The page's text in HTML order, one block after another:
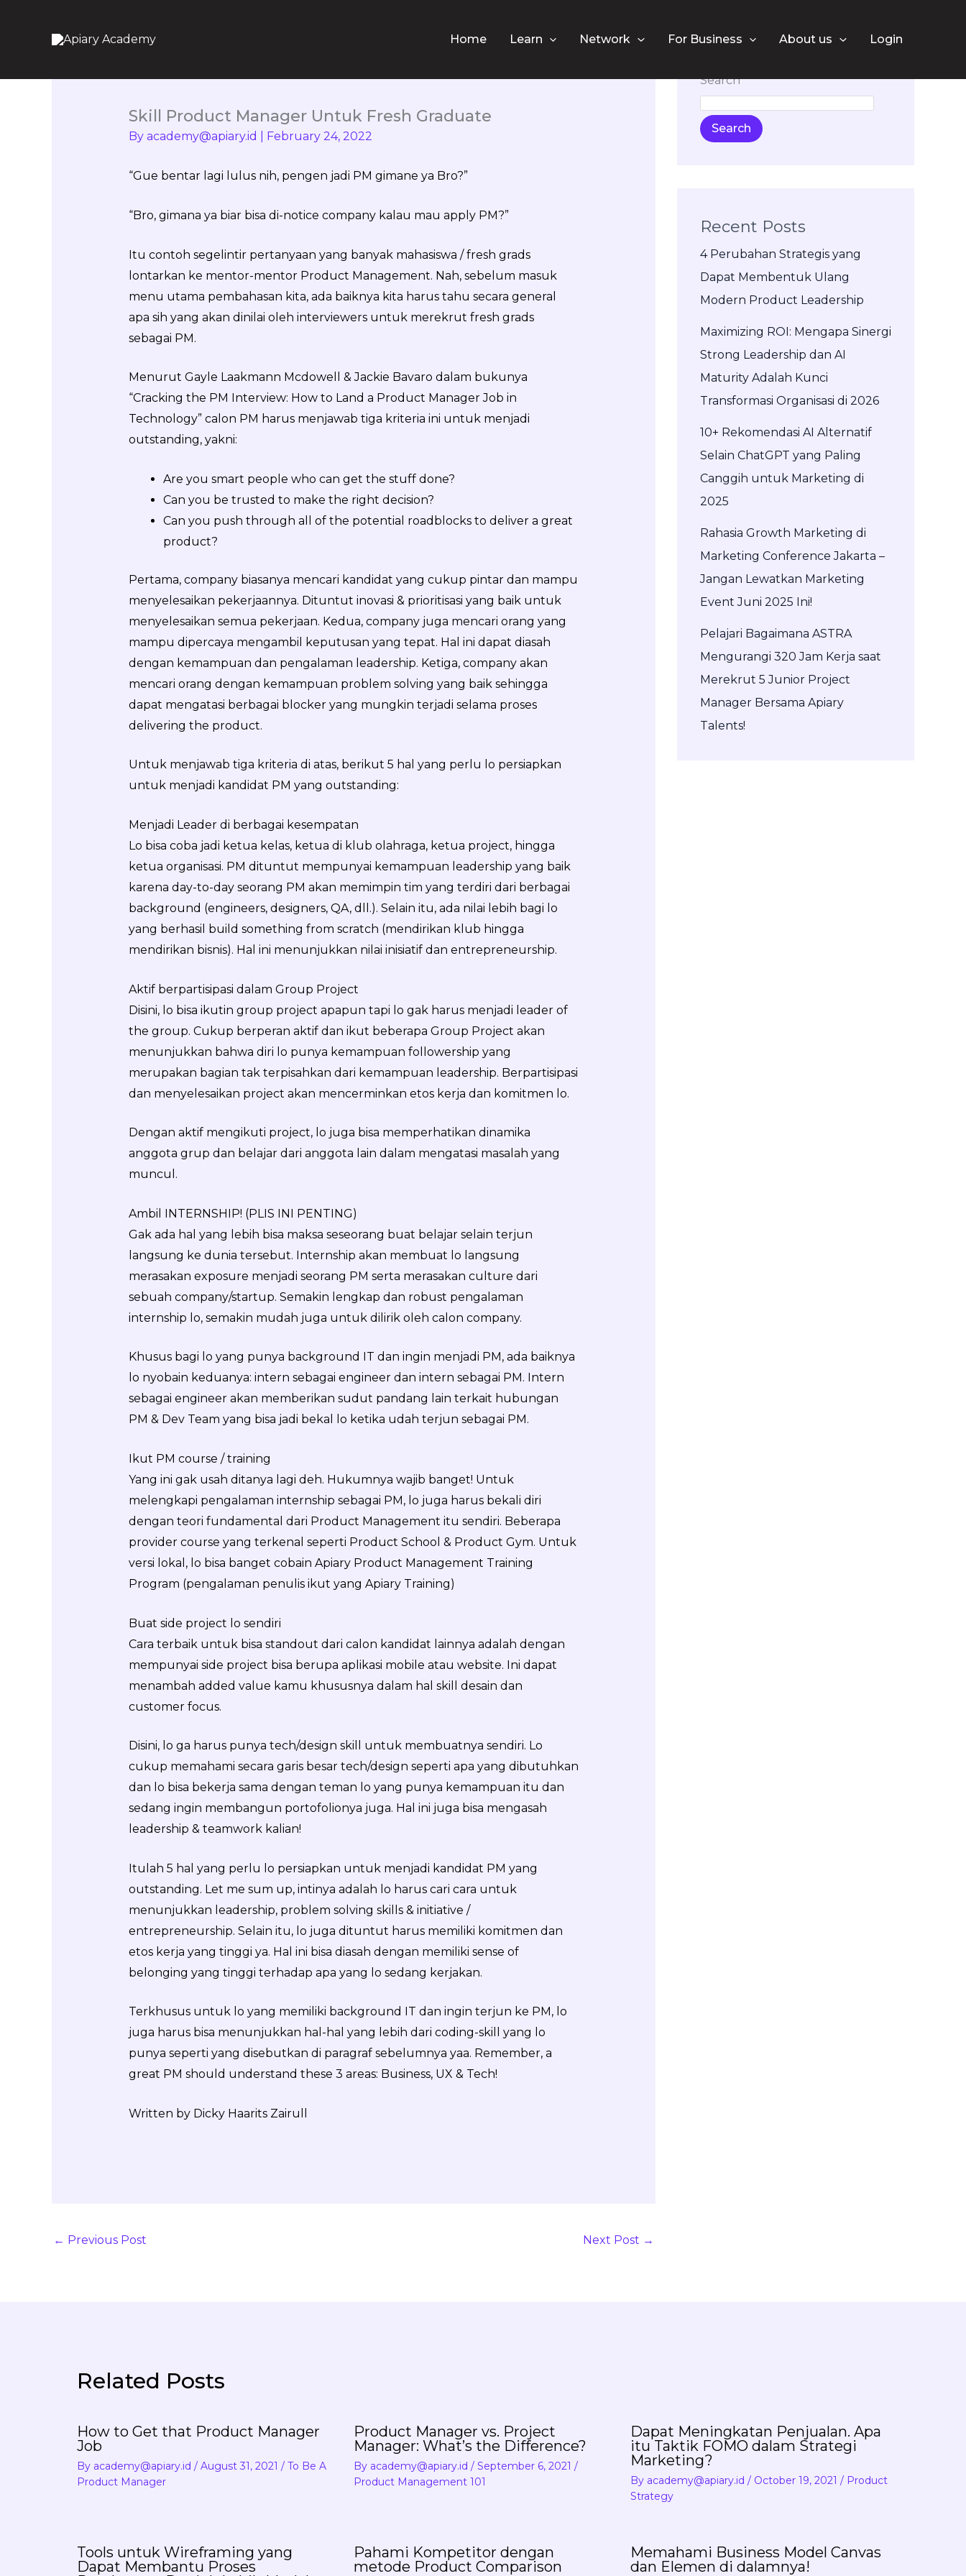
Home Learn Network For Business About us Login
Skill Product Manager Untuk Fresh Graduate
By academy@apiary.id February 24, 2022
“Gue bentar lagi lulus nih, pengen jadi PM gimane ya Bro?”
“Bro, gimana ya biar bisa di-notice company kalau mau apply PM?”
Itu contoh segelintir pertanyaan yang banyak mahasiswa / fresh grads
lontarkan ke mentor-mentor Product Management. Nah, sebelum masuk
menu utama pembahasan kita, ada baiknya kita harus tahu secara general
apa sih yang akan dinilai oleh interviewers untuk merekrut fresh grads
sebagai PM.
Menurut Gayle Laakmann Mcdowell & Jackie Bavaro dalam bukunya
“Cracking the PM Interview: How to Land a Product Manager Job in
Technology” calon PM harus menjawab tiga kriteria ini untuk menjadi
outstanding, yakni:
Are you smart people who can get the stuff done?
Can you be trusted to make the right decision?
Can you push through all of the potential roadblocks to deliver a great
product?
Pertama, company biasanya mencari kandidat yang cukup pintar dan mampu
menyelesaikan pekerjaannya. Dituntut inovasi & prioritisasi yang baik untuk
menyelesaikan semua pekerjaan. Kedua, company juga mencari orang yang
mampu dipercaya mengambil keputusan yang tepat. Hal ini dapat diasah
dengan kemampuan dan pengalaman leadership. Ketiga, company akan
mencari orang dengan kemampuan problem solving yang baik sehingga
dapat mengatasi berbagai blocker yang mungkin terjadi selama proses
delivering the product.
Untuk menjawab tiga kriteria di atas, berikut 5 hal yang perlu lo persiapkan
untuk menjadi kandidat PM yang outstanding:
Menjadi Leader di berbagai kesempatan
Lo bisa coba jadi ketua kelas, ketua di klub olahraga, ketua project, hingga
ketua organisasi. PM dituntut mempunyai kemampuan leadership yang baik
karena day-to-day seorang PM akan memimpin tim yang terdiri dari berbagai
background (engineers, designers, QA, dll.). Selain itu, ada nilai lebih bagi lo
yang berhasil build something from scratch (mendirikan klub hingga
mendirikan bisnis). Hal ini menunjukkan nilai inisiatif dan entrepreneurship.
Aktif berpartisipasi dalam Group Project
Disini, lo bisa ikutin group project apapun tapi lo gak harus menjadi leader of
the group. Cukup berperan aktif dan ikut beberapa Group Project akan
menunjukkan bahwa diri lo punya kemampuan followership yang
merupakan bagian tak terpisahkan dari kemampuan leadership. Berpartisipasi
dan menyelesaikan project akan mencerminkan etos kerja dan komitmen lo.
Dengan aktif mengikuti project, lo juga bisa memperhatikan dinamika
anggota grup dan belajar dari anggota lain dalam mengatasi masalah yang
muncul.
Ambil INTERNSHIP! (PLIS INI PENTING)
Gak ada hal yang lebih bisa maksa seseorang buat belajar selain terjun
langsung ke dunia tersebut. Internship akan membuat lo langsung
merasakan exposure menjadi seorang PM serta merasakan culture dari
sebuah company/startup. Semakin lengkap dan robust pengalaman
internship lo, semakin mudah juga untuk dilirik oleh calon company.
Khusus bagi lo yang punya background IT dan ingin menjadi PM, ada baiknya
lo nyobain keduanya: intern sebagai engineer dan intern sebagai PM. Intern
sebagai engineer akan memberikan sudut pandang lain terkait hubungan
PM & Dev Team yang bisa jadi bekal lo ketika udah terjun sebagai PM.
Ikut PM course / training
Yang ini gak usah ditanya lagi deh. Hukumnya wajib banget! Untuk
melengkapi pengalaman internship sebagai PM, lo juga harus bekali diri
dengan teori fundamental dari Product Management itu sendiri. Beberapa
provider course yang terkenal seperti Product School & Product Gym. Untuk
versi lokal, lo bisa banget cobain Apiary Product Management Training
Program (pengalaman penulis ikut yang Apiary Training)
Buat side project lo sendiri
Cara terbaik untuk bisa standout dari calon kandidat lainnya adalah dengan
mempunyai side project bisa berupa aplikasi mobile atau website. Ini dapat
menambah added value kamu khususnya dalam hal skill desain dan
customer focus.
Disini, lo ga harus punya tech/design skill untuk membuatnya sendiri. Lo
cukup memahami secara garis besar tech/design seperti apa yang dibutuhkan
dan lo bisa bekerja sama dengan teman lo yang punya kemampuan itu dan
sedang ingin membangun portofolionya juga. Hal ini juga bisa mengasah
leadership & teamwork kalian!
Itulah 5 hal yang perlu lo persiapkan untuk menjadi kandidat PM yang
outstanding. Let me sum up, intinya adalah lo harus cari cara untuk
menunjukkan leadership, problem solving skills & initiative /
entrepreneurship. Selain itu, lo juga dituntut harus memiliki komitmen dan
etos kerja yang tinggi ya. Hal ini bisa diasah dengan memiliki sense of
belonging yang tinggi terhadap apa yang lo sedang kerjakan.
Terkhusus untuk lo yang memiliki background IT dan ingin terjun ke PM, lo
juga harus bisa menunjukkan hal-hal yang lebih dari coding-skill yang lo
punya seperti yang disebutkan di paragraf sebelumnya yaa. Remember, a
great PM should understand these 3 areas: Business, UX & Tech!
Written by Dicky Haarits Zairull
← Previous Post Next Post →
Search
Search
Recent Posts
4 Perubahan Strategis yang
Dapat Membentuk Ulang
Modern Product Leadership
Maximizing ROI: Mengapa Sinergi
Strong Leadership dan AI
Maturity Adalah Kunci
Transformasi Organisasi di 2026
10+ Rekomendasi AI Alternatif
Selain ChatGPT yang Paling
Canggih untuk Marketing di
2025
Rahasia Growth Marketing di
Marketing Conference Jakarta –
Jangan Lewatkan Marketing
Event Juni 2025 Ini!
Pelajari Bagaimana ASTRA
Mengurangi 320 Jam Kerja saat
Merekrut 5 Junior Project
Manager Bersama Apiary
Talents!
Related Posts
How to Get that Product Manager
Job
By academy@apiary.id / August 31, 2021 / To Be A
Product Manager
Product Manager vs. Project
Manager: What’s the Difference?
By academy@apiary.id / September 6, 2021 /
Product Management 101
Dapat Meningkatan Penjualan. Apa
itu Taktik FOMO dalam Strategi
Marketing?
By academy@apiary.id/ October 19, 2021/ Product
Strategy
Tools untuk Wireframing yang
Dapat Membantu Proses
Pahami Kompetitor dengan
metode Product Comparison
Memahami Business Model Canvas
dan Elemen di dalamnya!